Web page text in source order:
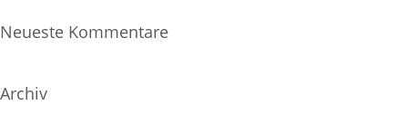
Neueste Kommentare
Archiv